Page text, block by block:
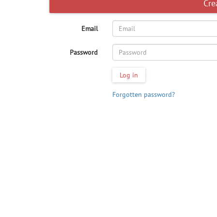
Email
Password
Log in
Forgotten password?